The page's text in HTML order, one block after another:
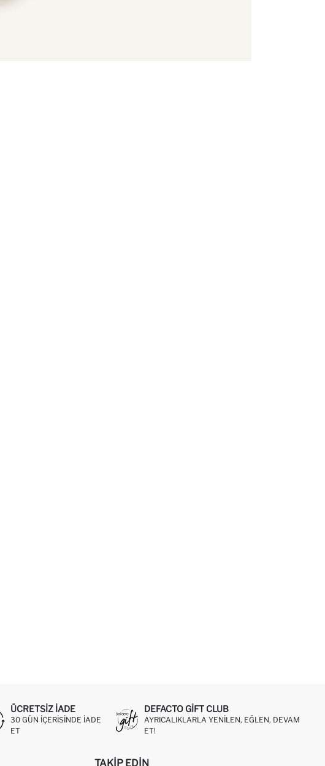
ÜCRETSIZ IADE
30 GÜN IÇERISINDE IADE
ET
DEFACTO GIFT CLUB
AYRICALIKLARLA YENILEN, EĞLEN, DEVAM
ET!
TAKIP EDIN